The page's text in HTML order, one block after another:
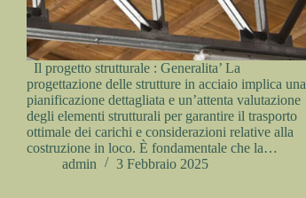
Il progetto strutturale : Generalita’ La
progettazione delle strutture in acciaio implica una
pianificazione dettagliata e un’attenta valutazione
degli elementi strutturali per garantire il trasporto
ottimale dei carichi e considerazioni relative alla
costruzione in loco. È fondamentale che la…
admin
3 Febbraio 2025